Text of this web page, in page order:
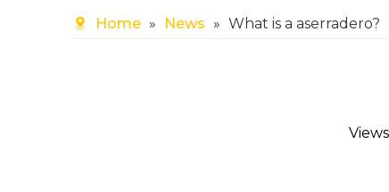
Home » News » What is a aserradero?